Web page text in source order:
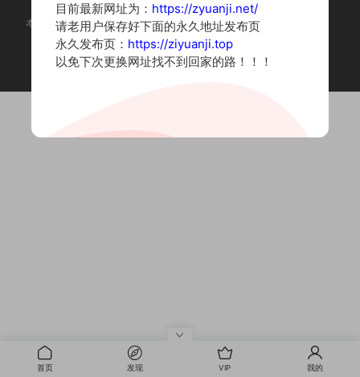
本站为摄影写真图片网站，内容来自网络收集整理，仅作个人学习使用。
如有违法内容请联系删除
Copyright © 2022 资源集
首页 发现 VIP 我的
目前最新网址为： https://zyuanji.net/
请老用户保存好下面的永久地址发布页
永久发布页： https://ziyuanji.top
以免下次更换网址找不到回家的路！！！